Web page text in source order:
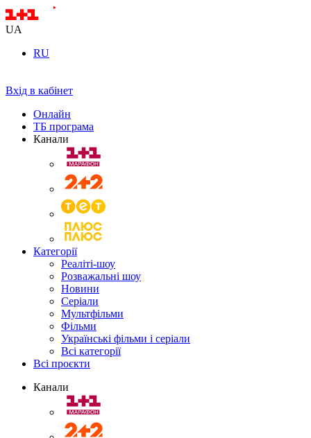
UA
RU
Вхід в кабінет
Онлайн
ТБ програма
Канали
Категорії
Реаліті-шоу
Розважальні шоу
Новини
Серіали
Мультфільми
Фільми
Українські фільми і серіали
Всі категорії
Всі проєкти
Канали